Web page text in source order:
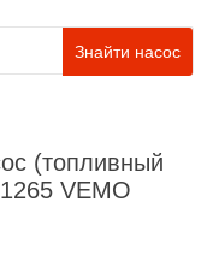
Знайти насос
(топливный
VEMO